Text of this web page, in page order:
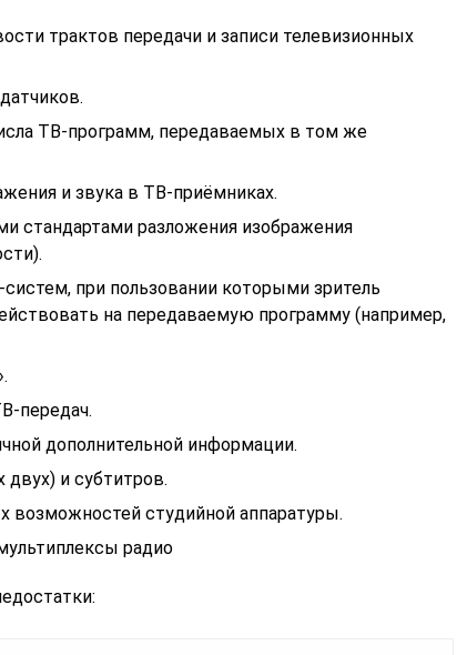
трактов передачи и записи телевизионных
ТВ-программ, передаваемых в том же
и звука в ТВ-приёмниках.
стандартами разложения изображения
при пользовании которыми зритель
на передаваемую программу (например,
передач.
дополнительной информации.
и субтитров.
возможностей студийной аппаратуры.
радио